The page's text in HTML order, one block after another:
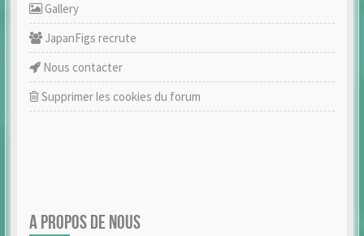
Gallery
JapanFigs recrute
Nous contacter
Supprimer les cookies du forum
A PROPOS DE NOUS